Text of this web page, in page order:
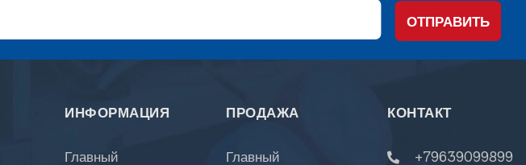
ОТПРАВИТЬ
ИНФОРМАЦИЯ
Главный
ПРОДАЖА
Главный
КОНТАКТ
+79639099899